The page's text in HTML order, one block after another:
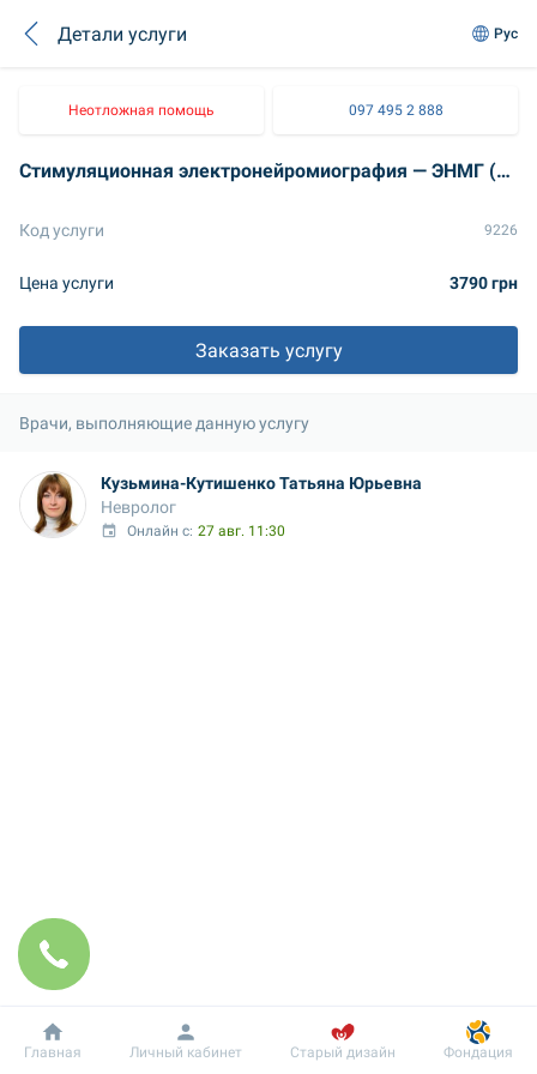
Детали услуги Рус
Неотложная помощь 097 495 2 888
Стимуляционная электронейромиография — ЭНМГ (верхних и нижних конечностей) с описанием
Код услуги 9226
Цена услуги 3790 грн
Заказать услугу
Врачи, выполняющие данную услугу
Кузьмина-Кутишенко Татьяна Юрьевна
Невролог
Онлайн с: 27 авг. 11:30
Добробут Информация Пациенту
Главная Личный кабинет Старый дизайн Фондация